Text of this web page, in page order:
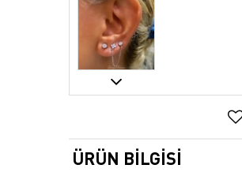
ÜRÜN BILGISI